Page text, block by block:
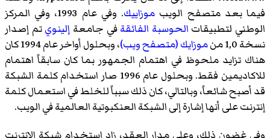
فيما بعد متصفح الويب موزاييك
. وفي عام 1993، وفي المركز
الوطني لتطبيقات الحوسبة الفائقةفي جامعة إلينويتم إصدار
نسخة 1,0 من
موزايك (متصفح ويب)
، وبحلول أواخر عام 1994 كان
هناك تزايد ملحوظ في اهتمام الجمهور بما كان سابقاً اهتمام
للاكاديمين فقط. وبحلول عام 1996 صار استخدام كلمة الشبكة
قد أصبح شائعاً، وبالتالي، كان ذلك سبباً للخلط في استعمال كلمة
إنترنت على أنها إشارة إلى الشبكة العنكبوتية العالمية في الويب.